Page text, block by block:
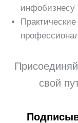
инфобизнесу
свой